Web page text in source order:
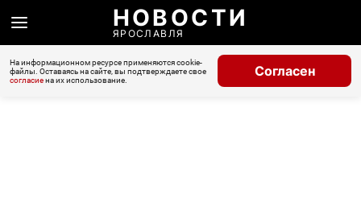
НОВОСТИ
ЯРОСЛАВЛЯ
На информационном ресурсе применяются cookie-
файлы. Оставаясь на сайте, вы подтверждаете свое
согласиена их использование.
Согласен